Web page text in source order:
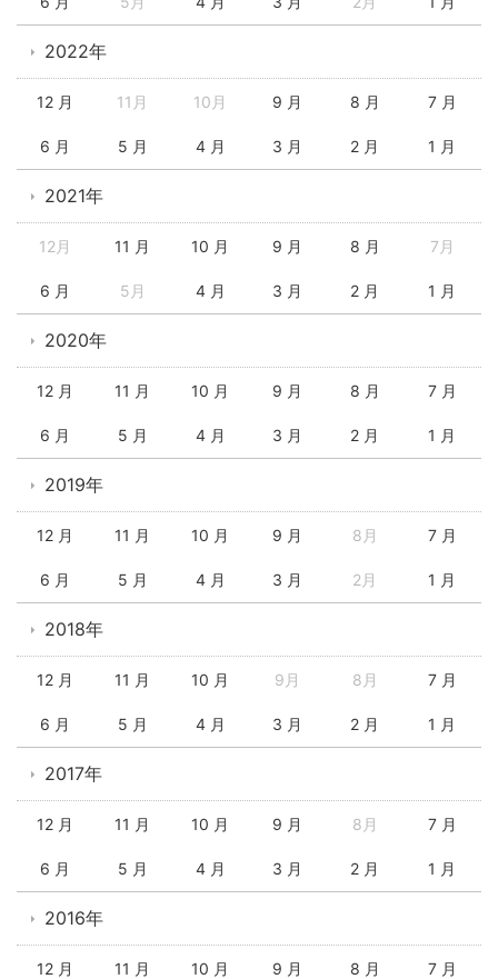
2022年
12 月 11月 10月 9 月 8 月 7 月
6 月 5 月 4 月 3 月 2 月 1 月
2021年
12月 11 月 10 月 9 月 8 月 7月
6 月 5月 4 月 3 月 2 月 1 月
2020年
12 月 11 月 10 月 9 月 8 月 7 月
6 月 5 月 4 月 3 月 2 月 1 月
2019年
12 月 11 月 10 月 9 月 8月 7 月
6 月 5 月 4 月 3 月 2月 1 月
2018年
12 月 11 月 10 月 9月 8月 7 月
6 月 5 月 4 月 3 月 2 月 1 月
2017年
12 月 11 月 10 月 9 月 8月 7 月
6 月 5 月 4 月 3 月 2 月 1 月
2016年
12 月 11 月 10 月 9 月 8 月 7 月